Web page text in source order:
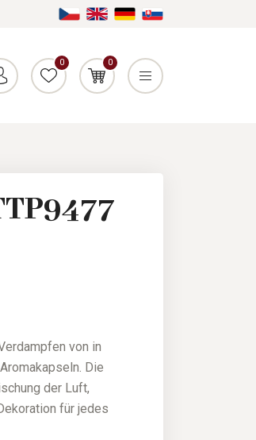
0 0
von in
Die
der Luft,
für jedes